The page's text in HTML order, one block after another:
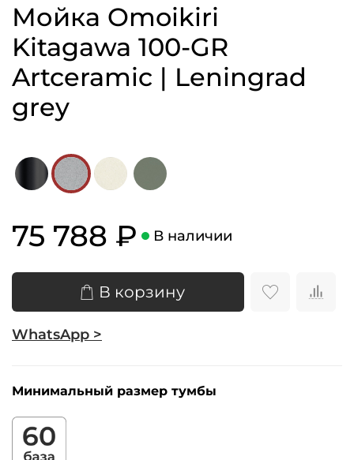
Мойка Omoikiri
Kitagawa 100-GR
Artceramic | Leningrad
grey
75 788 ₽ В наличии
В корзину
WhatsApp >
Минимальный размер тумбы